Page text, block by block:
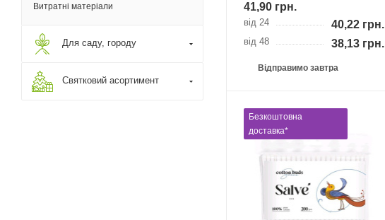
41,90 грн.
від 24 40,22 грн.
від 48 38,13 грн.
Відправимо завтра
Безкоштовна
доставка*
Витратні матеріали
Для саду, городу
Святковий асортимент